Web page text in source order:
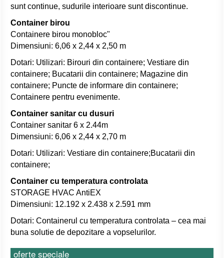
sunt continue, sudurile interioare sunt discontinue.
Container birou
Containere birou monobloc"
Dimensiuni: 6,06 x 2,44 x 2,50 m
Dotari: Utilizari: Birouri din containere; Vestiare din
containere; Bucatarii din containere; Magazine din
containere; Puncte de informare din containere;
Containere pentru evenimente.
Container sanitar cu dusuri
Container sanitar 6 x 2.44m
Dimensiuni: 6,06 x 2,44 x 2,70 m
Dotari: Utilizari: Vestiare din containere;Bucatarii din
containere;
Container cu temperatura controlata
STORAGE HVAC AntiEX
Dimensiuni: 12.192 x 2.438 x 2.591 mm
Dotari: Containerul cu temperatura controlata – cea mai
buna solutie de depozitare a vopselurilor.
oferte speciale